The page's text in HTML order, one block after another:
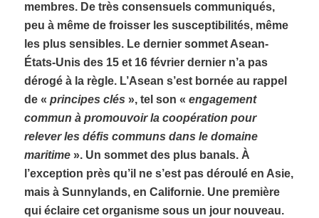
membres. De très consensuels communiqués,
peu à même de froisser les susceptibilités, même
les plus sensibles. Le dernier sommet Asean-
États-Unis des 15 et 16 février dernier n’a pas
dérogé à la règle. L’Asean s’est bornée au rappel
de «principes clés », tel son «engagement
commun à promouvoir la coopération pour
relever les défis communs dans le domaine
maritime ». Un sommet des plus banals. À
l’exception près qu’il ne s’est pas déroulé en Asie,
mais à Sunnylands, en Californie. Une première
qui éclaire cet organisme sous un jour nouveau.